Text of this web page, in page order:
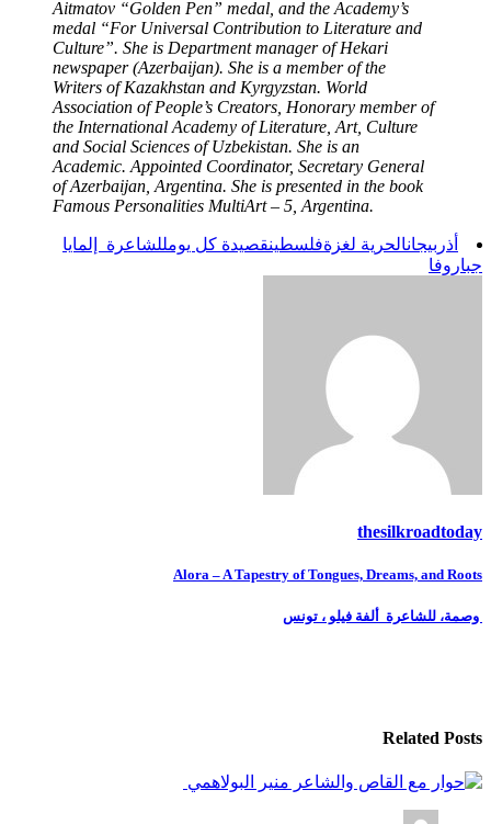
Aitmatov “Golden Pen” medal, and the Academy’s
medal “For Universal Contribution to Literature and
Culture”. She is Department manager of Hekari
newspaper (Azerbaijan). She is a member of the
Writers of Kazakhstan and Kyrgyzstan. World
Association of People’s Creators, Honorary member of
the International Academy of Literature, Art, Culture
and Social Sciences of Uzbekistan. She is an
Academic. Appointed Coordinator, Secretary General
of Azerbaijan, Argentina. She is presented in the book
Famous Personalities MultiArt – 5, Argentina.
أذربيجانالحرية لغزةفلسطينقصيدة كل يومللشاعرة إلمايا
جباروفا
thesilkroadtoday
تصفّح
المقالات
Alora – A Tapestry of Tongues, Dreams, and Roots
وصمة، للشاعرة ألفة فيلو ، تونس
Related Posts